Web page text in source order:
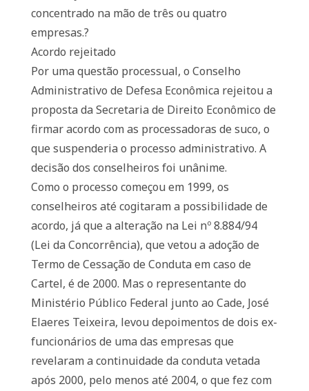
concentrado na mão de três ou quatro
empresas.?
Acordo rejeitado
Por uma questão processual, o Conselho
Administrativo de Defesa Econômica rejeitou a
proposta da Secretaria de Direito Econômico de
firmar acordo com as processadoras de suco, o
que suspenderia o processo administrativo. A
decisão dos conselheiros foi unânime.
Como o processo começou em 1999, os
conselheiros até cogitaram a possibilidade de
acordo, já que a alteração na Lei nº 8.884/94
(Lei da Concorrência), que vetou a adoção de
Termo de Cessação de Conduta em caso de
Cartel, é de 2000. Mas o representante do
Ministério Público Federal junto ao Cade, José
Elaeres Teixeira, levou depoimentos de dois ex-
funcionários de uma das empresas que
revelaram a continuidade da conduta vetada
após 2000, pelo menos até 2004, o que fez com